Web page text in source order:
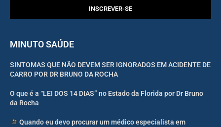
INSCREVER-SE
MINUTO SAÚDE
SINTOMAS QUE NÃO DEVEM SER IGNORADOS EM ACIDENTE DE
CARRO POR DR BRUNO DA ROCHA
O que é a “LEI DOS 14 DIAS” no Estado da Florida por Dr Bruno
da Rocha
Quando eu devo procurar um médico especialista em